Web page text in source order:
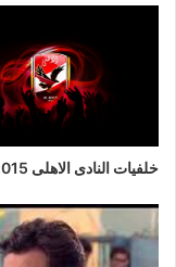
خلفيات النادى الاهلى 2015